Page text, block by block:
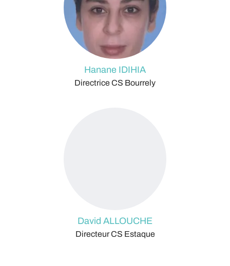
Hanane IDIHIA
Directrice CS Bourrely
David ALLOUCHE
Directeur CS Estaque